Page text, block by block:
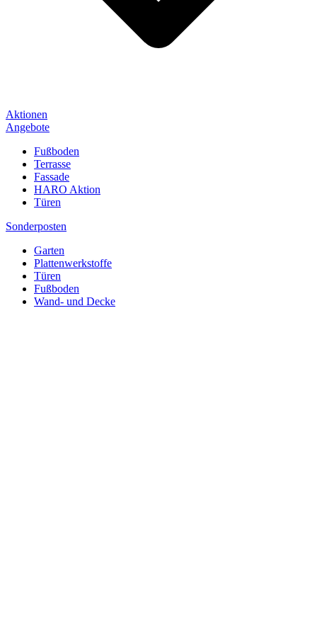
Aktionen
Angebote
Fußboden
Terrasse
Fassade
HARO Aktion
Türen
Sonderposten
Garten
Plattenwerkstoffe
Türen
Fußboden
Wand- und Decke